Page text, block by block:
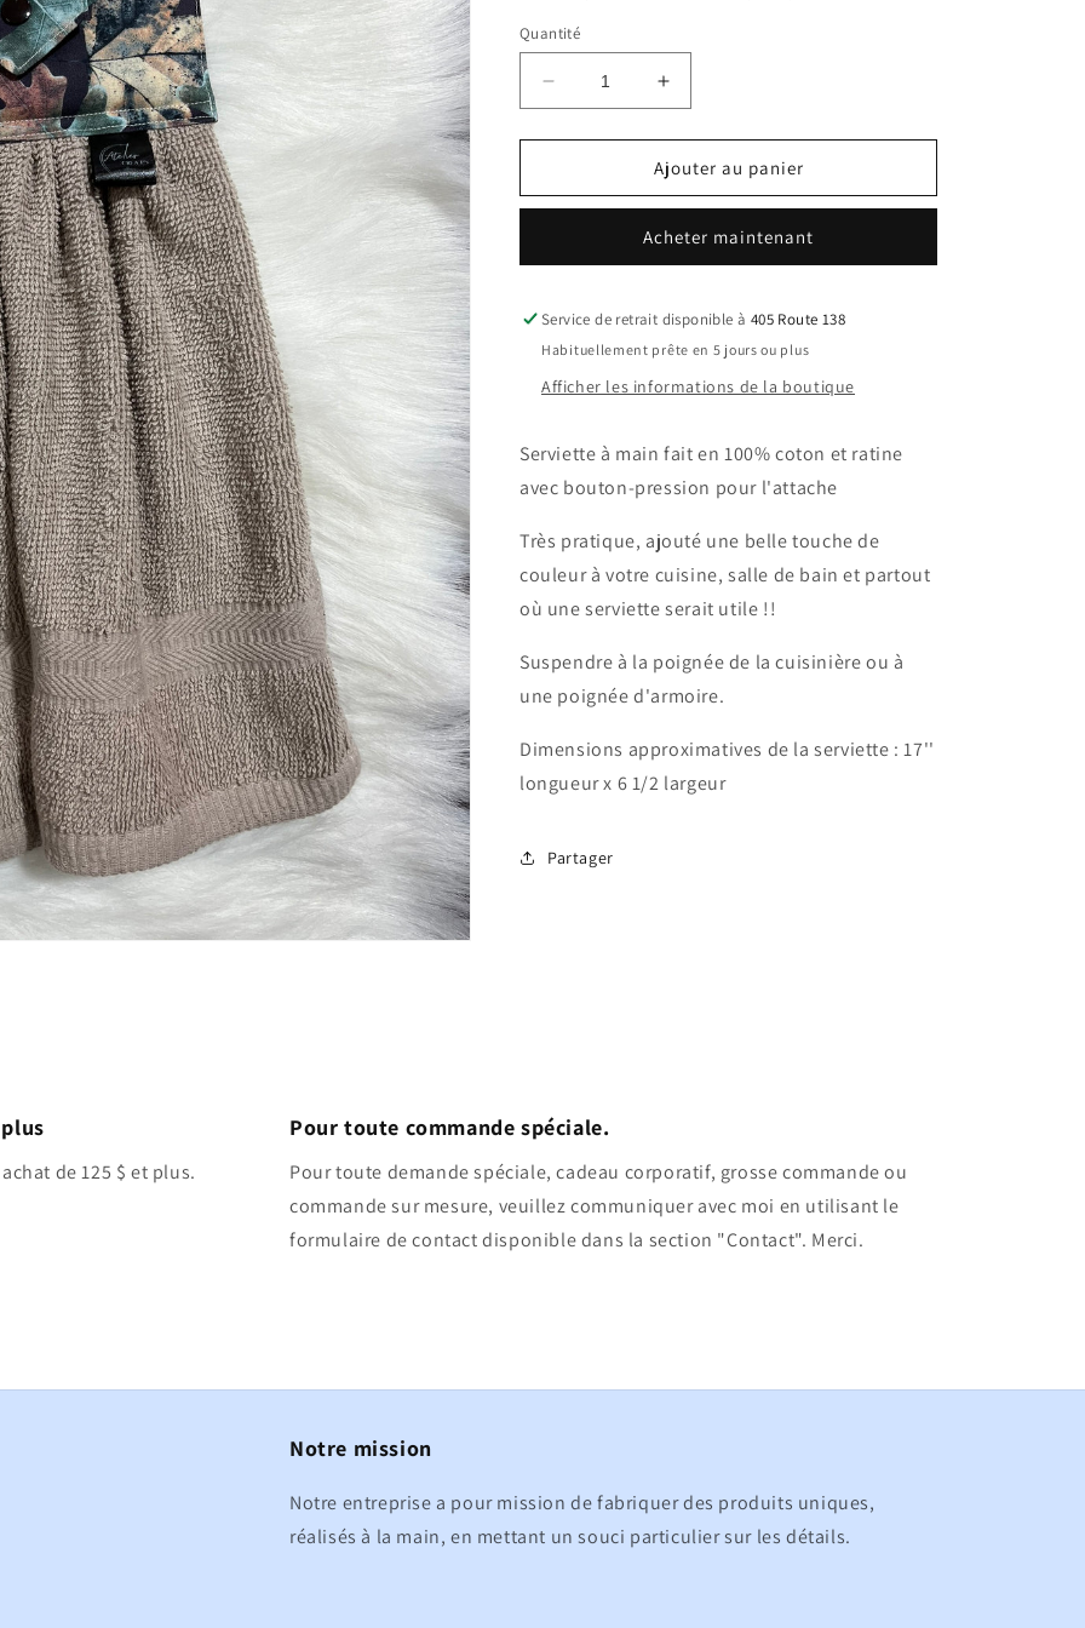
Quantité
Réduire
la
quantité
Serviette
beige
Augmenter
la
quantité
de
Serviette
main
beige
Ajouter au panier
Acheter maintenant
Service de retrait disponible à 405 Route 138
Habituellement prête en 5 jours ou plus
Afficher les informations de la boutique
Serviette à main fait en 100% coton et ratine
avec bouton-pression pour l'attache
Très pratique, ajouté une belle touche de
couleur à votre cuisine, salle de bain et partout
où une serviette serait utile !!
Suspendre à la poignée de la cuisinière ou à
une poignée d'armoire.
Dimensions approximatives de la serviette : 17''
longueur x 6 1/2 largeur
Partager
de 125 $ et plus.
Pour toute commande spéciale.
Pour toute demande spéciale, cadeau corporatif, grosse commande ou
commande sur mesure, veuillez communiquer avec moi en utilisant le
formulaire de contact disponible dans la section "Contact". Merci.
Notre mission
Notre entreprise a pour mission de fabriquer des produits uniques,
réalisés à la main, en mettant un souci particulier sur les détails.